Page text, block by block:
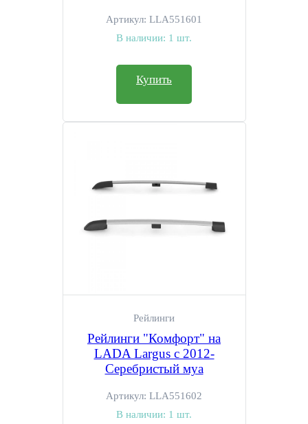
Артикул: LLA551601
В наличии: 1 шт.
Купить
Рейлинги
Рейлинги "Комфорт" на
LADA Largus с 2012-
Серебристый муа
Артикул: LLA551602
В наличии: 1 шт.